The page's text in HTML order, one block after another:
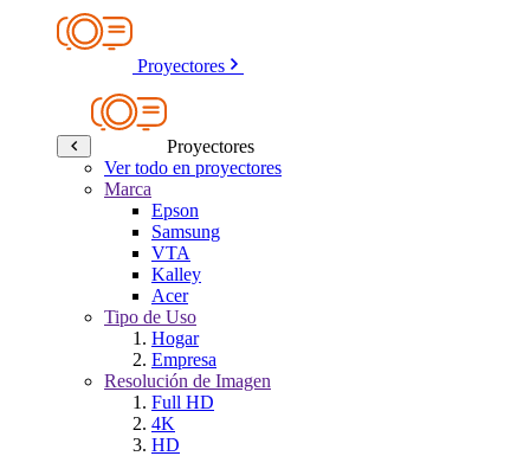
Proyectores
Proyectores
Ver todo en proyectores
Marca
Epson
Samsung
VTA
Kalley
Acer
Tipo de Uso
Hogar
Empresa
Resolución de Imagen
Full HD
4K
HD